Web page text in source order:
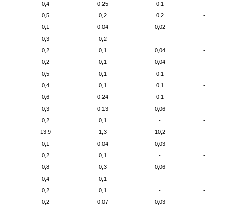
0,4 0,25 0,1
-
0,5 0,2 0,2
-
0,1 0,04 0,02
-
0,3 0,2 -
-
0,2 0,1 0,04
-
0,2 0,1 0,04
-
0,5 0,1 0,1
-
0,4 0,1 0,1
-
0,6 0,24 0,1
-
0,3 0,13 0,06
-
0,2 0,1 -
-
13,9 1,3 10,2
-
0,1 0,04 0,03
-
0,2 0,1 -
-
0,8 0,3 0,06
-
0,4 0,1 -
-
0,2 0,1 -
-
0,2 0,07 0,03 -